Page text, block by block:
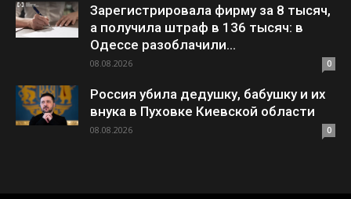
Зарегистрировала фирму за 8 тысяч,
а получила штраф в 136 тысяч: в
Одессе разоблачили...
08.08.2026 0
Россия убила дедушку, бабушку и их
внука в Пуховке Киевской области
08.08.2026 0